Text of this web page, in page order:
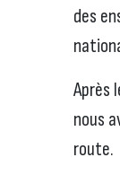
des
Après
nous
route.